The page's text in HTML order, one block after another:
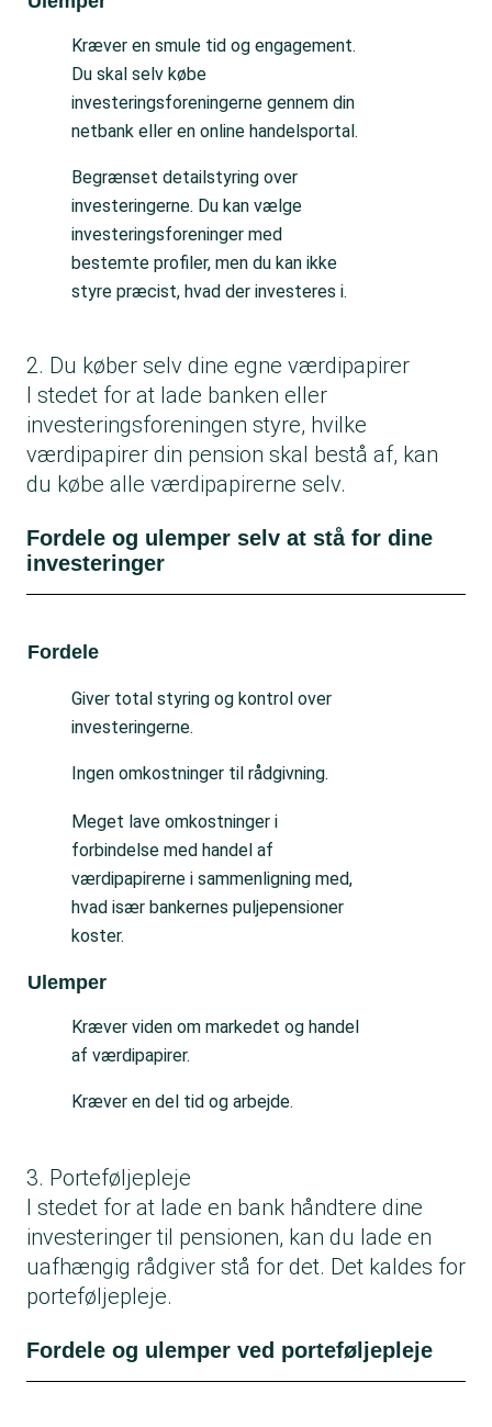
Kræver en smule tid og engagement.
Du skal selv købe
investeringsforeningerne gennem din
netbank eller en online handelsportal.
Begrænset detailstyring over
investeringerne. Du kan vælge
investeringsforeninger med
bestemte profiler, men du kan ikke
styre præcist, hvad der investeres i.
2. Du køber selv dine egne værdipapirer
I stedet for at lade banken eller
investeringsforeningen styre, hvilke
værdipapirer din pension skal bestå af, kan
du købe alle værdipapirerne selv.
Fordele og ulemper selv at stå for dine
investeringer
Fordele
Giver total styring og kontrol over
investeringerne.
Ingen omkostninger til rådgivning.
Meget lave omkostninger i
forbindelse med handel af
værdipapirerne i sammenligning med,
hvad især bankernes puljepensioner
koster.
Ulemper
Kræver viden om markedet og handel
af værdipapirer.
Kræver en del tid og arbejde.
3. Porteføljepleje
I stedet for at lade en bank håndtere dine
investeringer til pensionen, kan du lade en
uafhængig rådgiver stå for det. Det kaldes for
porteføljepleje.
Fordele og ulemper ved porteføljepleje